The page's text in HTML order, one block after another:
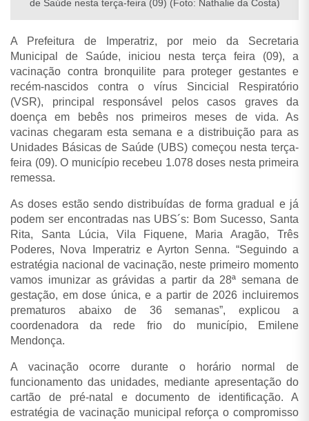
de Saúde nesta terça-feira (09) (Foto: Nathalie da Costa)
A Prefeitura de Imperatriz, por meio da Secretaria
Municipal de Saúde, iniciou nesta terça feira (09), a
vacinação contra bronquilite para proteger gestantes e
recém-nascidos contra o vírus Sincicial Respiratório
(VSR), principal responsável pelos casos graves da
doença em bebês nos primeiros meses de vida. As
vacinas chegaram esta semana e a distribuição para as
Unidades Básicas de Saúde (UBS) começou nesta terça-
feira (09). O município recebeu 1.078 doses nesta primeira
remessa.
As doses estão sendo distribuídas de forma gradual e já
podem ser encontradas nas UBS´s: Bom Sucesso, Santa
Rita, Santa Lúcia, Vila Fiquene, Maria Aragão, Três
Poderes, Nova Imperatriz e Ayrton Senna. “Seguindo a
estratégia nacional de vacinação, neste primeiro momento
vamos imunizar as grávidas a partir da 28ª semana de
gestação, em dose única, e a partir de 2026 incluiremos
prematuros abaixo de 36 semanas”, explicou a
coordenadora da rede frio do município, Emilene
Mendonça.
A vacinação ocorre durante o horário normal de
funcionamento das unidades, mediante apresentação do
cartão de pré-natal e documento de identificação. A
estratégia de vacinação municipal reforça o compromisso